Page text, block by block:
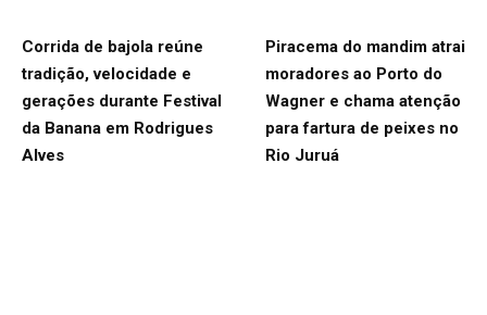
Corrida de bajola reúne
tradição, velocidade e
gerações durante Festival
da Banana em Rodrigues
Alves
Piracema do mandim atrai
moradores ao Porto do
Wagner e chama atenção
para fartura de peixes no
Rio Juruá